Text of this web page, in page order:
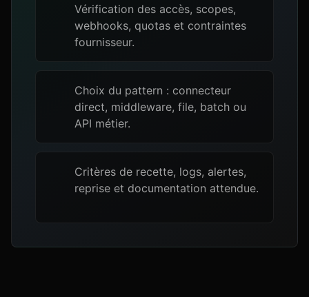
Vérification des accès, scopes,
webhooks, quotas et contraintes
fournisseur.
Choix du pattern : connecteur
direct, middleware, file, batch ou
API métier.
Critères de recette, logs, alertes,
reprise et documentation attendue.